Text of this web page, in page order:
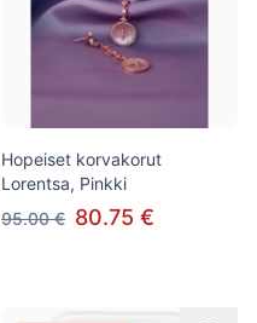
Hopeiset korvakorut
Lorentsa, Pinkki
95.00 € 80.75 €